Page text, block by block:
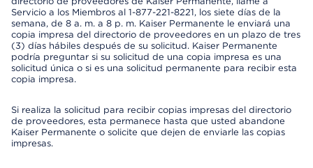
Servicio a los Miembros al 1-877-221-8221, los siete días de la
semana, de 8 a. m. a 8 p. m. Kaiser Permanente le enviará una
copia impresa del directorio de proveedores en un plazo de tres
(3) días hábiles después de su solicitud. Kaiser Permanente
podría preguntar si su solicitud de una copia impresa es una
solicitud única o si es una solicitud permanente para recibir esta
copia impresa.
Si realiza la solicitud para recibir copias impresas del directorio
de proveedores, esta permanece hasta que usted abandone
Kaiser Permanente o solicite que dejen de enviarle las copias
impresas.